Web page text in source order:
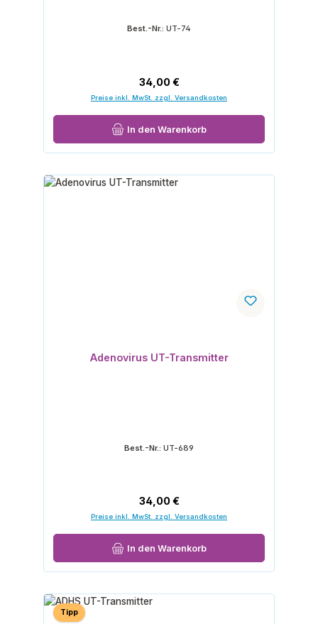
Best.-Nr.: UT-74
Regulärer Preis:
34,00 €
Preise inkl. MwSt. zzgl. Versandkosten
In den Warenkorb
Adenovirus UT-Transmitter
Best.-Nr.: UT-689
Regulärer Preis:
34,00 €
Preise inkl. MwSt. zzgl. Versandkosten
In den Warenkorb
Tipp